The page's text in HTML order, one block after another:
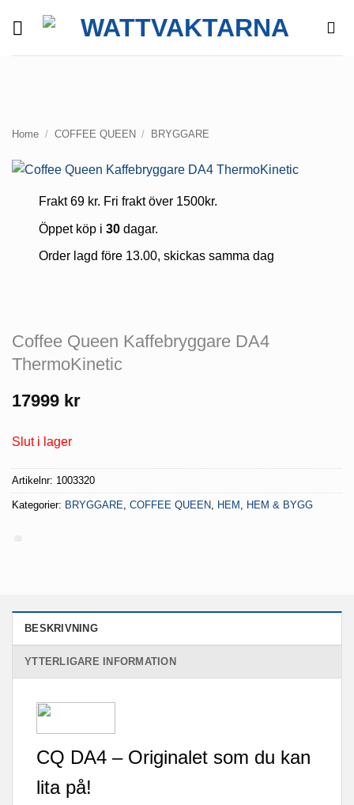
Home / COFFEE QUEEN / BRYGGARE
Frakt 69 kr. Fri frakt över 1500kr.
Öppet köp i 30dagar.
Order lagd före 13.00, skickas samma dag
Coffee Queen Kaffebryggare DA4
ThermoKinetic
17999 kr
Slut i lager
Artikelnr: 1003320
Kategorier: BRYGGARE, COFFEE QUEEN, HEM , HEM & BYGG
BESKRIVNING
YTTERLIGARE INFORMATION
CQ DA4 – Originalet som du kan
lita på!